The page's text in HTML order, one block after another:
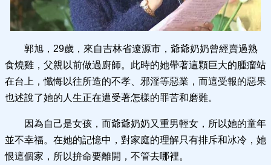
郭旭，29歲，來自吉林省遼源市，爺爺奶奶曾經賣過熟
食燒雞，父親以前做過廚師。此時的她帶著這顆巨大的腫瘤站
在台上，懺悔以往所造的不孝、邪淫等惡業，而這受報的惡果
也述說了她的人生正在遭受著怎樣的罪苦和磨難。
因為自己是女孩，而爺爺奶奶又重男輕女，所以她的童年
並不幸福。在她的記憶中，對家庭的理解只有排斥和冰冷，她
恨這個家，所以拚命要離開，不管去哪裡。